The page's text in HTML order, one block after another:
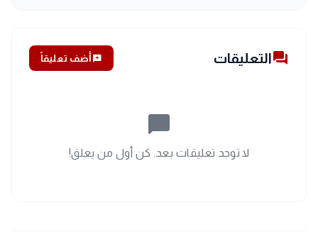
forumالتعليقات add_commentأضف تعليقاً
chat_bubble_outline
لا توجد تعليقات بعد. كن أول من يعلق!